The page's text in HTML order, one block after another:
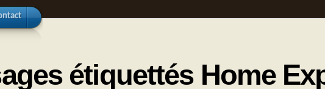
étiquettés Home